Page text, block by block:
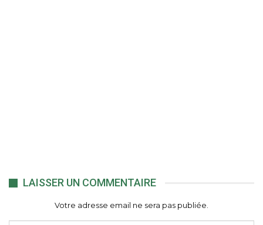
LAISSER UN COMMENTAIRE
Votre adresse email ne sera pas publiée.